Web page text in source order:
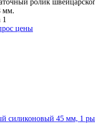
мм.
1
цены
силиконовый 45 мм, 1